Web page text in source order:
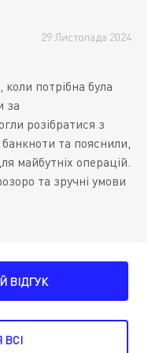
29 Листопада 2024
потрібна була
за
розібратися з
та пояснили,
майбутніх операцій.
та зручні умови
ВІДГУК